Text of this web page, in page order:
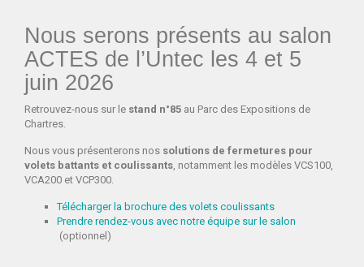
Nous serons présents au salon
ACTES de l’Untec les 4 et 5
juin 2026
Retrouvez-nous sur le stand n°85 au Parc des Expositions de
Chartres.
Nous vous présenterons nos solutions de fermetures pour
volets battants et coulissants , notamment les modèles VCS100,
VCA200 et VCP300.
Télécharger la brochure des volets coulissants
Prendre rendez-vous avec notre équipe sur le salon
(optionnel)